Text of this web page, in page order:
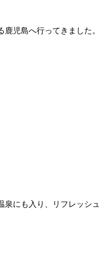
児島へ行ってきました。
泉にも入り、リフレッシュ